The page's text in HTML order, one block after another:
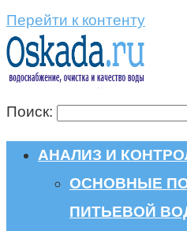
Перейти к контенту
Поиск:
АНАЛИЗ И
ОСНОВНЫЕ
ПИТЬЕВОЙ